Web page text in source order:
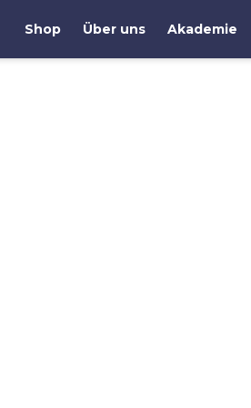
Shop Über uns Akademie